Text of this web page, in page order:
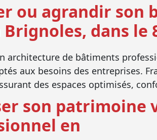
ou agrandir
dans le
architecture de bâtiments
aux besoins des entreprises.
des espaces optimisés,
son patrimoine
en